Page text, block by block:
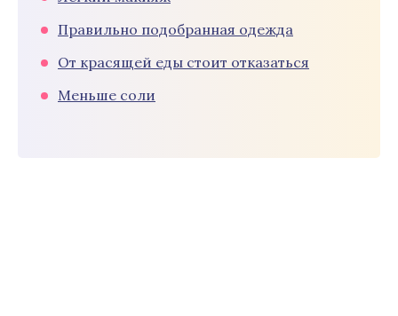
Правильно подобранная одежда
От красящей еды стоит отказаться
Меньше соли